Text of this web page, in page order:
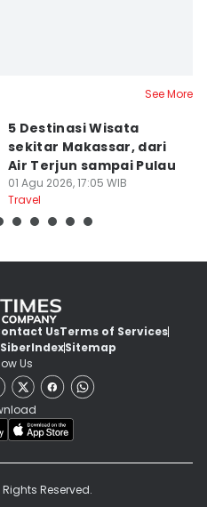
See More
5 Destinasi Wisata
sekitar Makassar, dari
Air Terjun sampai Pulau
01 Agu 2026, 17:05 WIB
Travel
UsTerms of Services
IndexSitemap
Us
Rights Reserved.